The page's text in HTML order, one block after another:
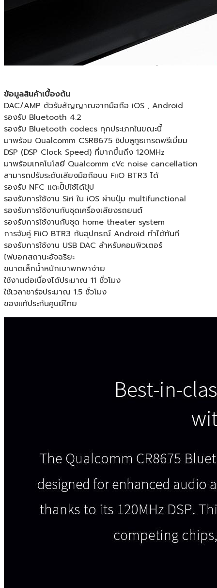
ข้อมูลสินค้าเบื้องต้น
DAC/AMP ตัวรับสัญญาณจากมือถือ iOS , Android
รองรับ Bluetooth 4.2
รองรับ Bluetooth codecs ทุกประเภทในขณะนี้
มาพร้อม Qualcomm CSR8675 ชิปบลูทูธเกรดพรีเมี่ยม
DSP (DSP Clock Speed) ที่มากขึ้นถึง 120MHz
มาพร้อมเทคโนโลยี Qualcomm cVc noise cancellation
สามารถปรับระดับเสียงมือถือบน FiiO BTR3 ได้
รองรับ NFC แตะปั้ปใช้ได้ปุ้ป
รองรับการใช้งาน Siri ใน iOS ผ่านปุ่ม multifunctional
รองรับการใช้งานกับชุดเครื่องเสียงรถยนต์
รองรับการใช้งานกับชุด home theater system
การจับคู่ FiiO BTR3 กับอุปกรณ์ Android ทำได้ทันที
รองรับการใช้งาน USB DAC สำหรับคอมพิวเตอร์
ไฟบอกสถานะอัจฉริยะ
ขนาดเล็กน้ำหนักเบาพกพาง่าย
ใช้งานต่อเนื่องได้ประมาณ 11 ชั่วโมง
ใช้เวลาชาร์จประมาณ 1.5 ชั่วโมง
ของแท้ประกันศูนย์ไทย